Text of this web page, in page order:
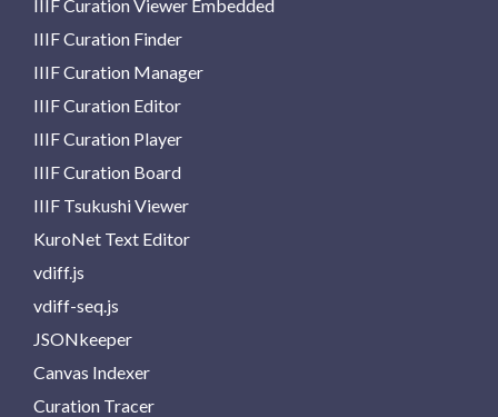
IIIF Curation Viewer Embedded
IIIF Curation Finder
IIIF Curation Manager
IIIF Curation Editor
IIIF Curation Player
IIIF Curation Board
IIIF Tsukushi Viewer
KuroNet Text Editor
vdiff.js
vdiff-seq.js
JSONkeeper
Canvas Indexer
Curation Tracer